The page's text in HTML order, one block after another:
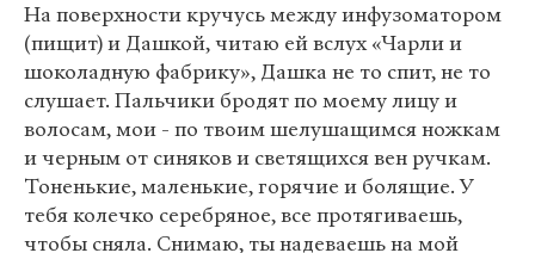
На поверхности кручусь между инфузоматором
(пищит) и Дашкой, читаю ей вслух «Чарли и
шоколадную фабрику», Дашка не то спит, не то
слушает. Пальчики бродят по моему лицу и
волосам, мои - по твоим шелушащимся ножкам
и черным от синяков и светящихся вен ручкам.
Тоненькие, маленькие, горячие и болящие. У
тебя колечко серебряное, все протягиваешь,
чтобы сняла. Снимаю, ты надеваешь на мой